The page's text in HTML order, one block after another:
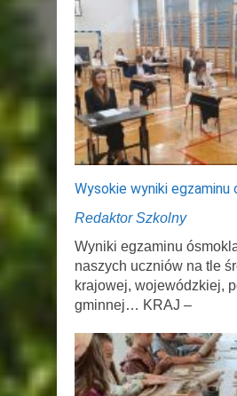
Wysokie wyniki
Redaktor Szkolny
Wyniki egzaminu
naszych uczniów na tle
krajowej, wojewódzkiej,
gminnej… KRAJ –